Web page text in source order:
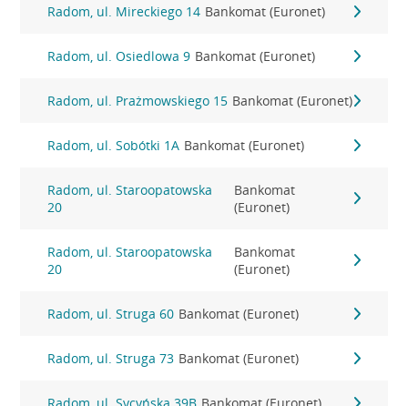
Radom, ul. Mireckiego 14 Bankomat (Euronet)
Radom, ul. Osiedlowa 9 Bankomat (Euronet)
Radom, ul. Prażmowskiego 15 Bankomat (Euronet)
Radom, ul. Sobótki 1A Bankomat (Euronet)
Radom, ul. Staroopatowska
20
Bankomat
(Euronet)
Radom, ul. Staroopatowska
20
Bankomat
(Euronet)
Radom, ul. Struga 60 Bankomat (Euronet)
Radom, ul. Struga 73 Bankomat (Euronet)